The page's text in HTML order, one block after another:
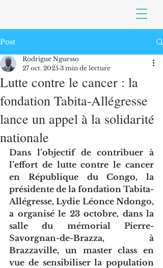
Post
Lutte contre le cancer : la
fondation Tabita-Allégresse
lance un appel à la solidarité
nationale
Rodrigue Nguesso
27 oct. 2025 3 min de lecture
Dans l’objectif de contribuer à
l’effort de lutte contre le cancer
en République du Congo, la
présidente de la fondation Tabita-
Allégresse, Lydie Léonce Ndongo,
a organisé le 23 octobre, dans la
salle du mémorial Pierre-
Savorgnan-de-Brazza, à
Brazzaville, un master class en
vue de sensibiliser la population